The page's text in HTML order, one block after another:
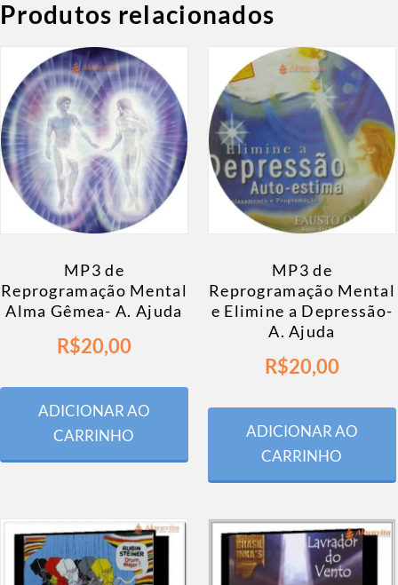
Produtos relacionados
MP3 de
Reprogramação Mental
Alma Gêmea- A. Ajuda
R$20,00
ADICIONAR AO
CARRINHO
MP3 de
Reprogramação Mental
e Elimine a Depressão-
A. Ajuda
R$20,00
ADICIONAR AO
CARRINHO